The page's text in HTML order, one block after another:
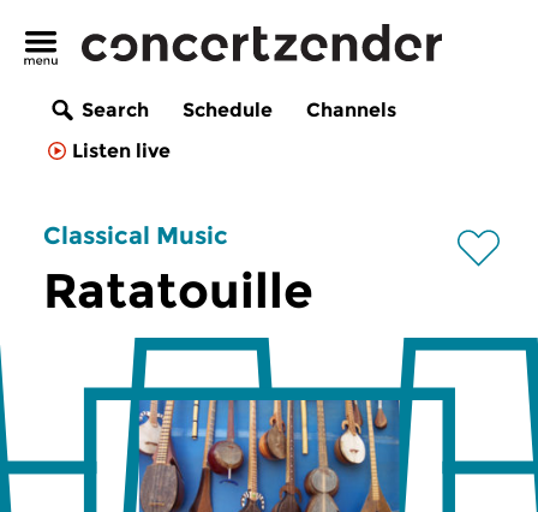
Search Schedule
Channels
Listen live
Classical Music
Ratatouille